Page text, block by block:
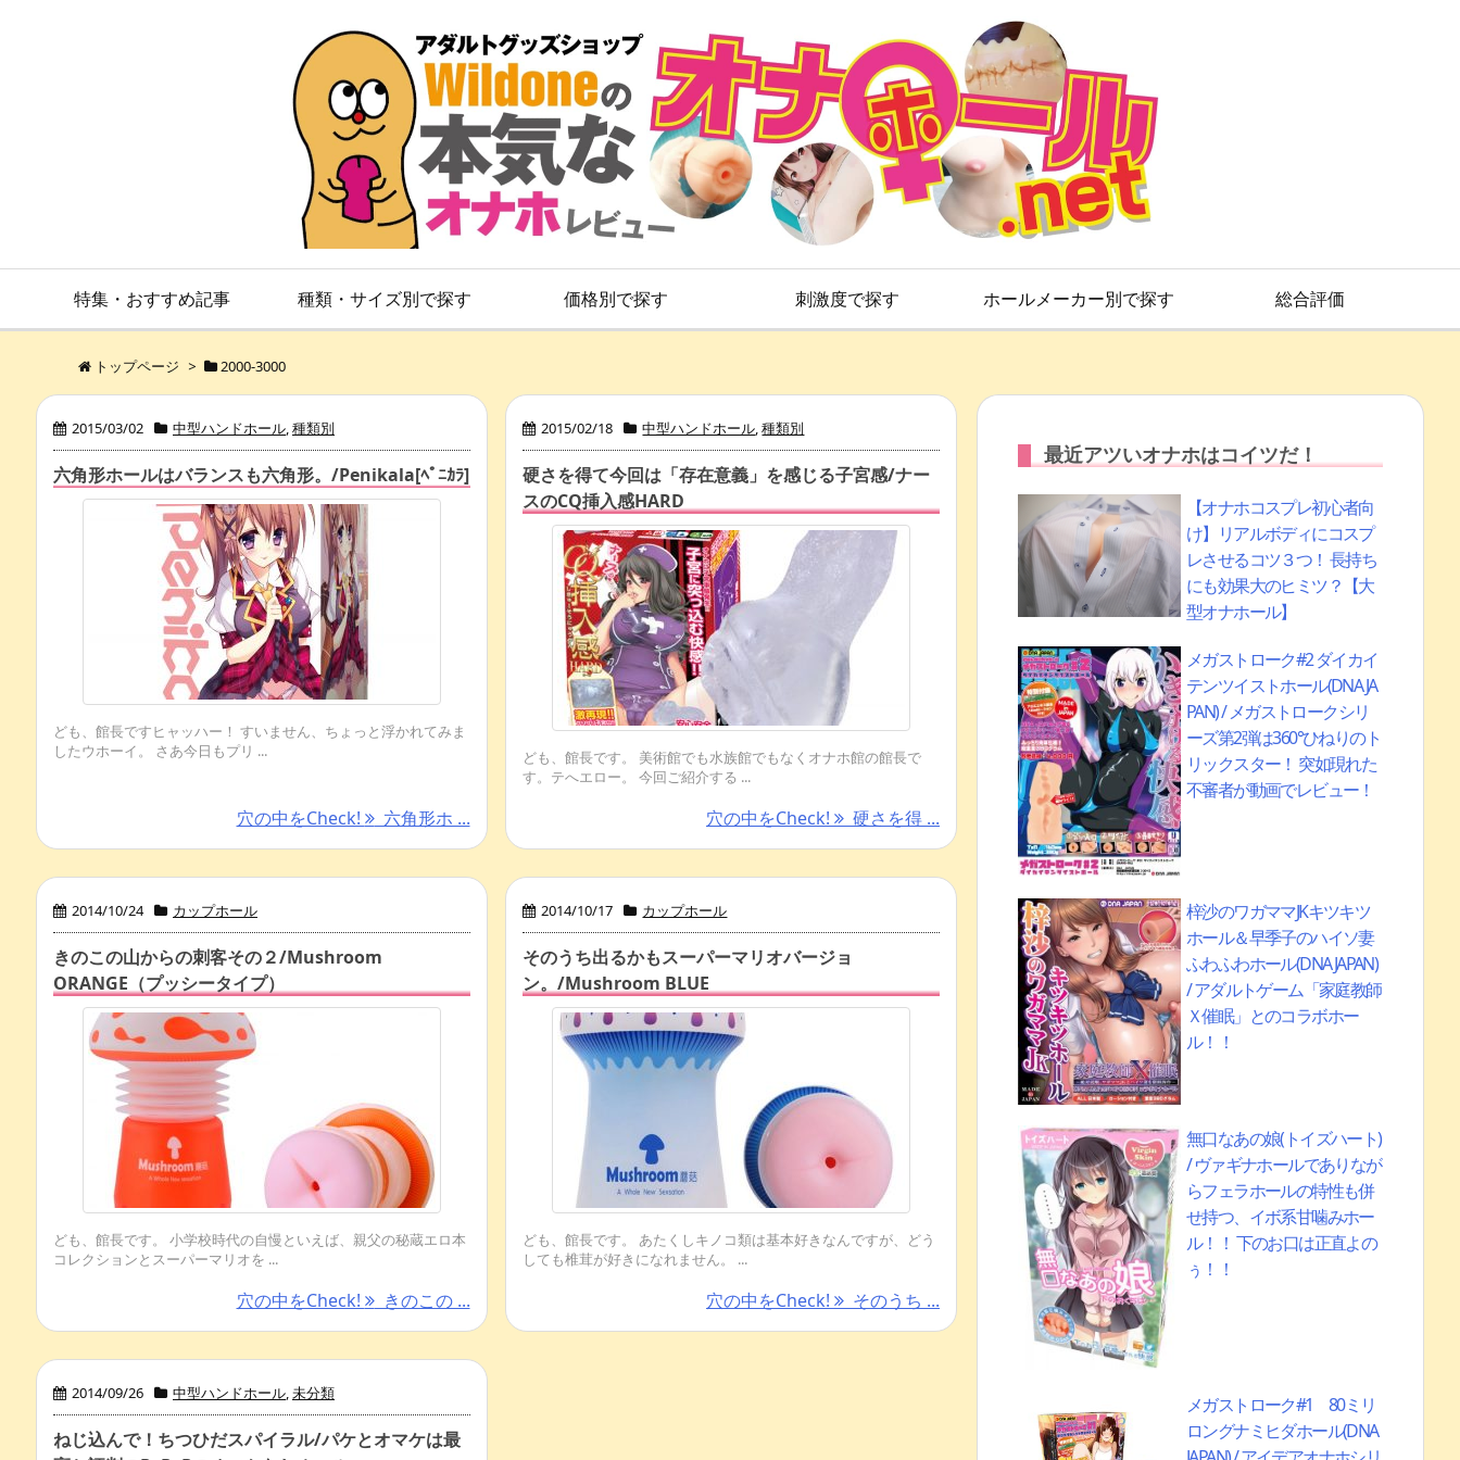
特集・おすすめ記事 種類・サイズ別で探す 価格別で探す 刺激度で探す ホールメーカー別で探す 総合評価
トップページ > 2000-3000
2015/03/02 中型ハンドホール,種類別
六角形ホールはバランスも六角形。/Penikala[ﾍﾟﾆｶﾗ]
ども、館長ですヒャッハー！ すいません、ちょっと浮かれてみま
したウホーイ。 さあ今日もプリ ...
穴の中をCheck! 六角形ホ ...
2015/02/18 中型ハンドホール,種類別
硬さを得て今回は「存在意義」を感じる子宮感/ナー
スのCQ挿入感HARD
ども、館長です。 美術館でも水族館でもなくオナホ館の館長で
す。テへエロー。 今回ご紹介する ...
穴の中をCheck! 硬さを得 ...
2014/10/24 カップホール
きのこの山からの刺客その２/Mushroom
ORANGE（プッシータイプ）
ども、館長です。 小学校時代の自慢といえば、親父の秘蔵エロ本
コレクションとスーパーマリオを ...
穴の中をCheck! きのこの ...
2014/10/17 カップホール
そのうち出るかもスーパーマリオバージョ
ン。/Mushroom BLUE
ども、館長です。 あたくしキノコ類は基本好きなんですが、どう
しても椎茸が好きになれません。 ...
穴の中をCheck! そのうち ...
2014/09/26 中型ハンドホール,未分類
ねじ込んで！ちつひだスパイラル/パケとオマケは最
最近アツいオナホはコイツだ！
【オナホコスプレ初心者向
け】リアルボディにコスプ
レさせるコツ３つ！ 長持ち
にも効果大のヒミツ？【大
型オナホール】
メガストローク#2 ダイカイ
テンツイストホール(DNA JA
PAN) / メガストロークシリ
ーズ第2弾は360°ひねりのト
リックスター！ 突如現れた
不審者が動画でレビュー！
梓沙のワガママJKキツキツ
ホール＆早季子のハイソ妻
ふわふわホール(DNA JAPAN)
/ アダルトゲーム「家庭教師
Ｘ催眠」とのコラボホー
ル！！
無口なあの娘(トイズハート)
/ ヴァギナホールでありなが
らフェラホールの特性も併
せ持つ、イボ系甘噛みホー
ル！！ 下のお口は正直よの
ぅ！！
メガストローク#1 80ミリ
ロングナミヒダホール(DNA